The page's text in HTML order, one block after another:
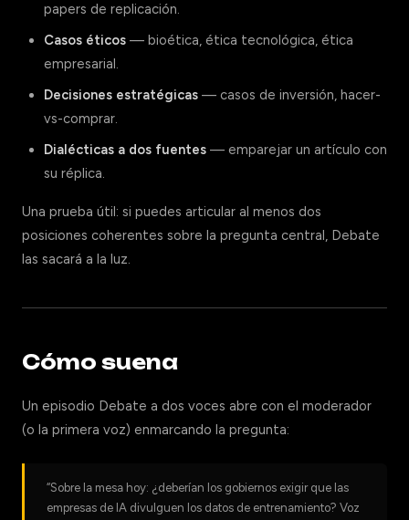
papers de replicación.
Casos éticos — bioética, ética tecnológica, ética
empresarial.
Decisiones estratégicas — casos de inversión, hacer-
vs-comprar.
Dialécticas a dos fuentes — emparejar un artículo con
su réplica.
Una prueba útil: si puedes articular al menos dos
posiciones coherentes sobre la pregunta central, Debate
las sacará a la luz.
Cómo suena
Un episodio Debate a dos voces abre con el moderador
(o la primera voz) enmarcando la pregunta:
“Sobre la mesa hoy: ¿deberían los gobiernos exigir que las
empresas de IA divulguen los datos de entrenamiento? Voz